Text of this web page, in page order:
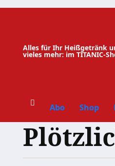
Zum
Alles für Ihr Heißgetränk
vieles mehr: im TITANIC-
Abo Shop